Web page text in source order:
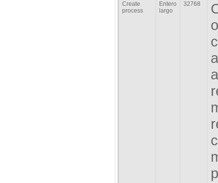
Create
process
Entero
largo
32768